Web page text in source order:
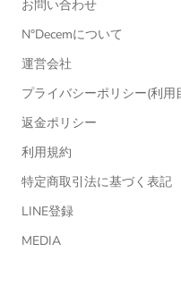
お問い合わせ
N°Decemについて
運営会社
プライバシーポリシー(利用
返金ポリシー
利用規約
特定商取引法に基づく表記
LINE登録
MEDIA